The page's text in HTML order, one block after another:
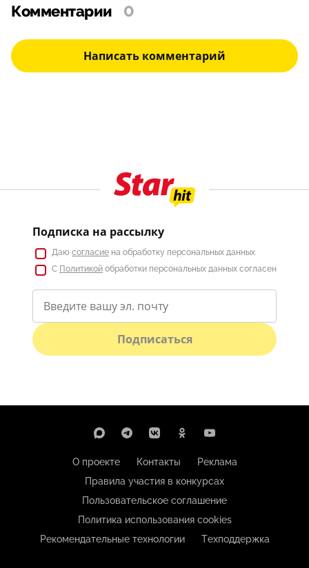
Комментарии 0
Написать комментарий
Подписка на рассылку
Даю согласие на обработку персональных данных
С Политикой обработки персональных данных согласен
Подписаться
О проекте Контакты
Реклама
Правила участия в конкурсах
Пользовательское соглашение
Политика использования cookies
Рекомендательные технологии
Техподдержка